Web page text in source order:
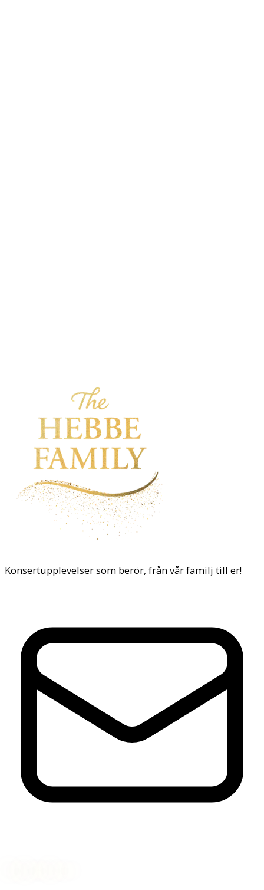
Konsertupplevelser som berör, från vår familj till er!